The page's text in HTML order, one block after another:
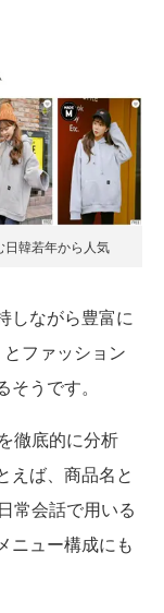
日韓若年から人気
しながら豊富に
ファッション
うです。
徹底的に分析
えば、商品名と
常会話で用いる
ニュー構成にも